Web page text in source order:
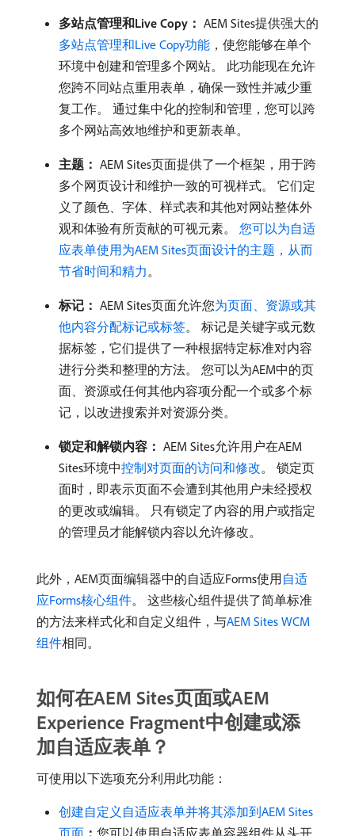
多站点管理和Live Copy： AEM Sites提供强大的
多站点管理和Live Copy功能 ，使您能够在单个
环境中创建和管理多个网站。 此功能现在允许
您跨不同站点重用表单，确保一致性并减少重
复工作。 通过集中化的控制和管理，您可以跨
多个网站高效地维护和更新表单。
主题： AEM Sites页面提供了一个框架，用于跨
多个网页设计和维护一致的可视样式。 它们定
义了颜色、字体、样式表和其他对网站整体外
观和体验有所贡献的可视元素。 您可以为自适
应表单使用为AEM Sites页面设计的主题，从而
节省时间和精力 。
标记： AEM Sites页面允许您为页面、资源或其
他内容分配标记或标签。 标记是关键字或元数
据标签，它们提供了一种根据特定标准对内容
进行分类和整理的方法。 您可以为AEM中的页
面、资源或任何其他内容项分配一个或多个标
记，以改进搜索并对资源分类。
锁定和解锁内容： AEM Sites允许用户在AEM
Sites环境中控制对页面的访问和修改。 锁定页
面时，即表示页面不会遭到其他用户未经授权
的更改或编辑。 只有锁定了内容的用户或指定
的管理员才能解锁内容以允许修改。
此外，AEM页面编辑器中的自适应Forms使用自适
应Forms核心组件。 这些核心组件提供了简单标准
的方法来样式化和自定义组件，与AEM Sites WCM
组件相同。
如何在AEM Sites页面或AEM
Experience Fragment中创建或添
加自适应表单？
可使用以下选项充分利用此功能：
创建自定义自适应表单并将其添加到AEM Sites
页面 ： ​您可以使用自适应表单容器组件从头开